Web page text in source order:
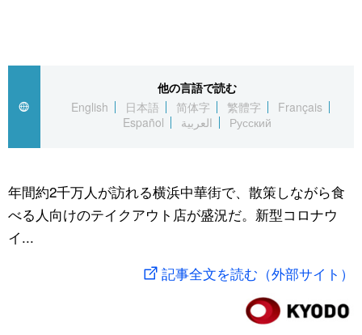
Русский
経済・ビジネス
国際
文化
トップ
アーカイブ
In-depth
Japan Data
動画/Live
スポーツ・東京2020
他の言語で読む
English
日本語 简体字 繁體字
Français
Español
العربية Русский
年間約2千万人が訪れる横浜中華街で、散策しながら食
べる人向けのテイクアウト店が盛況だ。新型コロナウ
イ...
記事全文を読む（外部サイト）